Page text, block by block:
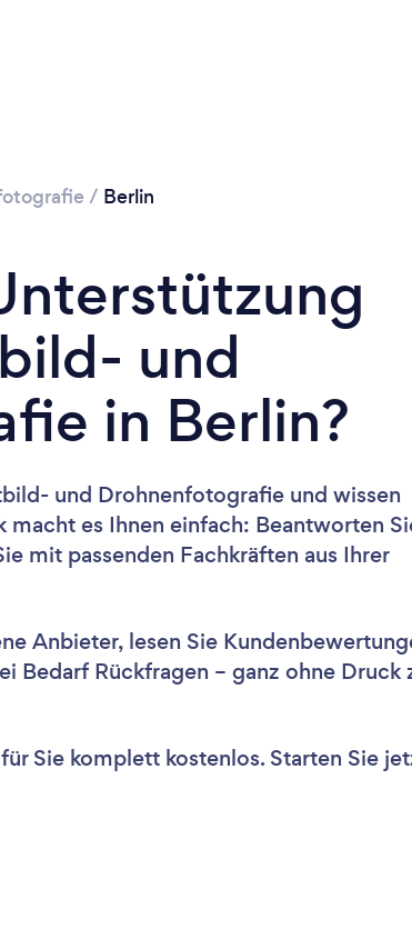
/ Berlin
und
in Berlin?
und Drohnenfotografie und wissen
macht es Ihnen einfach: Beantworten
mit passenden Fachkräften aus Ihrer
Anbieter, lesen Sie
Bedarf Rückfragen – ganz ohne Druck
Sie komplett kostenlos. Starten Sie